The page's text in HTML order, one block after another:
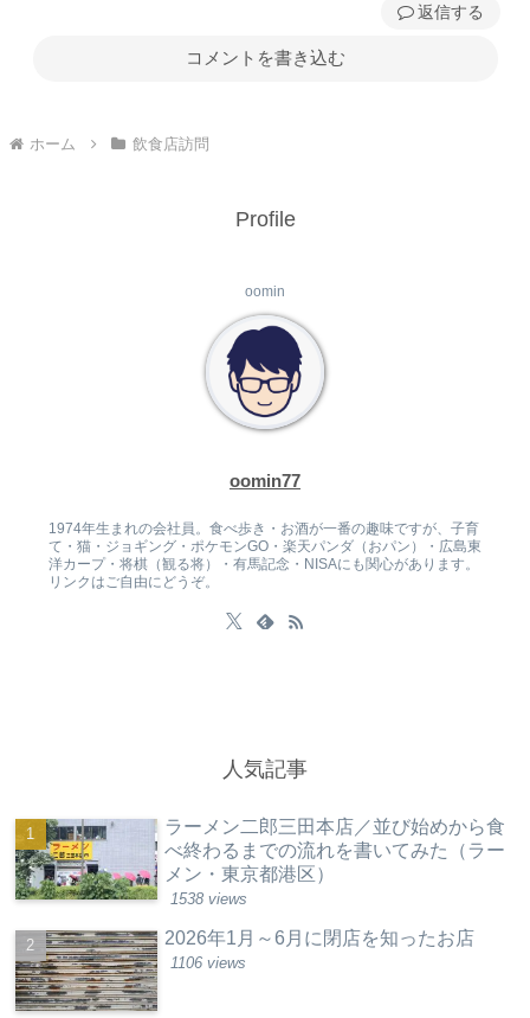
返信
コメントを書き込む
ホーム 飲食店訪問
Profile
oomin
oomin77
1974年生まれの会社員。食べ歩き・お酒が一番の趣味ですが、子育
て・猫・ジョギング・ポケモンGO・楽天パンダ（おパン）・広島東
洋カープ・将棋（観る将）・有馬記念・NISAにも関心があります。
リンクはご自由にどうぞ。
人気記事
ラーメン二郎三田本店／並び始めから食
べ終わるまでの流れを書いてみた（ラー
メン・東京都港区）
1538 views
2026年1月～6月に閉店を知ったお店
1106 views